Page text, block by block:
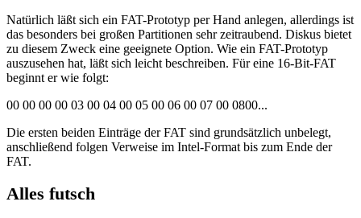
Natürlich läßt sich ein FAT-Prototyp per Hand anlegen, allerdings ist
das besonders bei großen Partitionen sehr zeitraubend. Diskus bietet
zu diesem Zweck eine geeignete Option. Wie ein FAT-Prototyp
auszusehen hat, läßt sich leicht beschreiben. Für eine 16-Bit-FAT
beginnt er wie folgt:
00 00 00 00 03 00 04 00 05 00 06 00 07 00 0800...
Die ersten beiden Einträge der FAT sind grundsätzlich unbelegt,
anschließend folgen Verweise im Intel-Format bis zum Ende der
FAT.
Alles futsch